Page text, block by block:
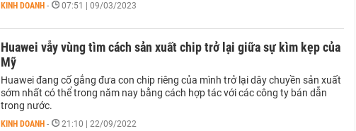
KINH DOANH - 07:51 | 09/03/2023
Huawei vẫy vùng tìm cách sản xuất chip trở lại giữa sự kìm kẹp của
Mỹ
Huawei đang cố gắng đưa con chip riêng của mình trở lại dây chuyền sản xuất
sớm nhất có thể trong năm nay bằng cách hợp tác với các công ty bán dẫn
trong nước.
KINH DOANH - 21:10 | 22/09/2022